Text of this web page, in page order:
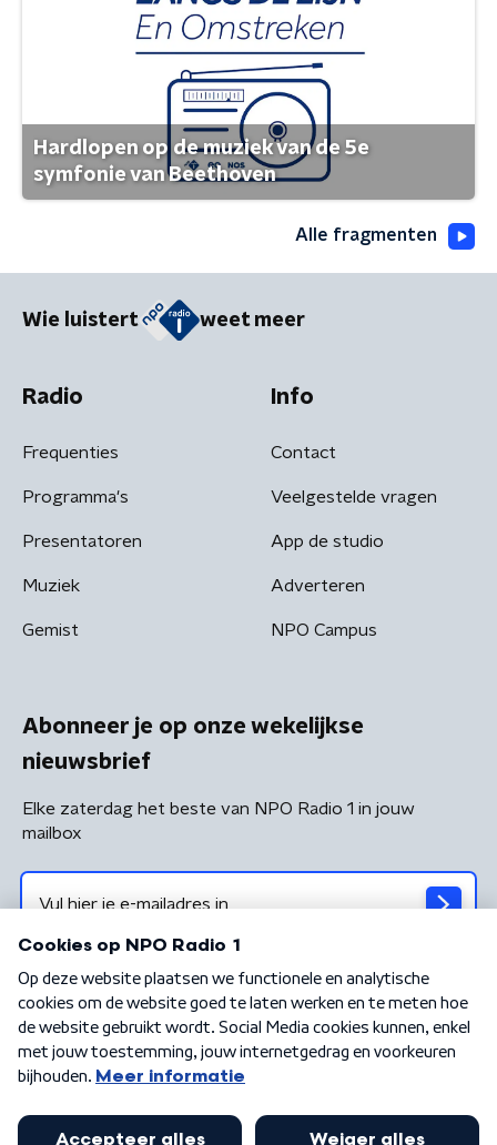
Hardlopen op de muziek van de 5e
symfonie van Beethoven
Alle fragmenten
Wie luistert weet meer
Radio
Frequenties
Programma's
Presentatoren
Muziek
Gemist
Info
Contact
Veelgestelde vragen
App de studio
Adverteren
NPO Campus
Abonneer je op onze wekelijkse
nieuwsbrief
Elke zaterdag het beste van NPO Radio 1 in jouw
mailbox
Algemene voorwaarden